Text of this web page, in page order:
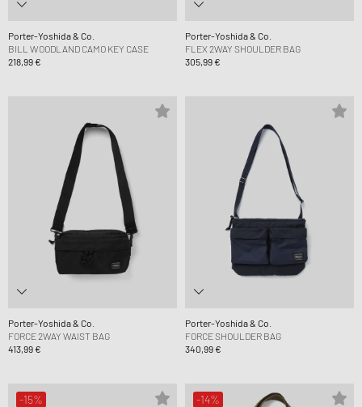
Porter-Yoshida & Co.
BILL WOODLAND CAMO KEY CASE
218,99 €
Porter-Yoshida & Co.
FLEX 2WAY SHOULDER BAG
305,99 €
Porter-Yoshida & Co.
FORCE 2WAY WAIST BAG
413,99 €
Porter-Yoshida & Co.
FORCE SHOULDER BAG
340,99 €
-15% -14%